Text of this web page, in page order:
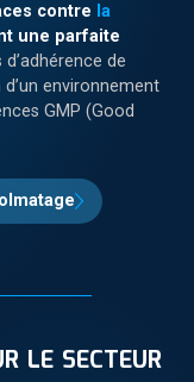
contre la
une parfaite
de
environnement
GMP (Good
LE SECTEUR